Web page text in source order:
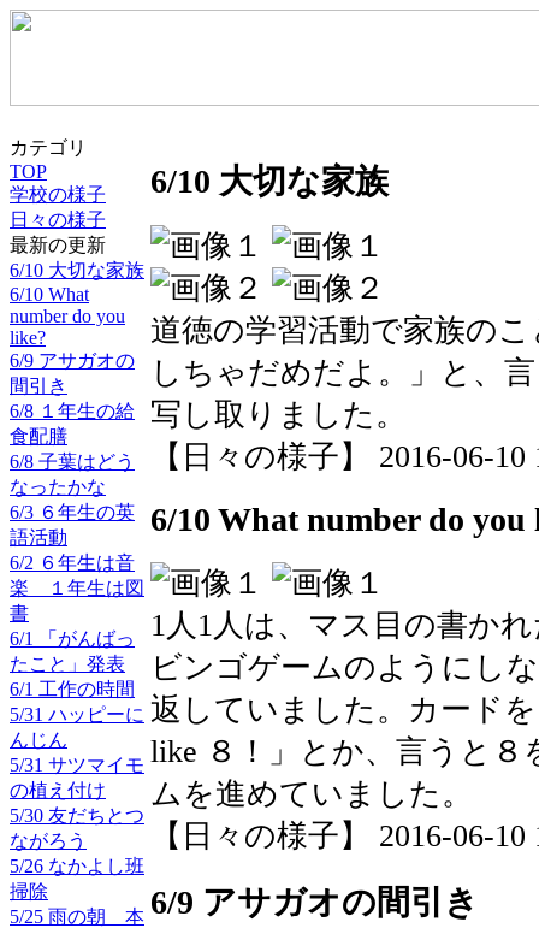
カテゴリ
TOP
学校の様子
日々の様子
最新の更新
6/10 大切な家族
6/10 What
number do you
like?
6/9 アサガオの
間引き
6/8 １年生の給
食配膳
6/8 子葉はどう
なったかな
6/3 ６年生の英
語活動
6/2 ６年生は音
楽 １年生は図
書
6/1 「がんばっ
たこと」発表
6/1 工作の時間
5/31 ハッピーに
んじん
5/31 サツマイモ
の植え付け
5/30 友だちとつ
ながろう
5/26 なかよし班
掃除
5/25 雨の朝 本
6/10 大切な家族
道徳の学習活動で家族の
しちゃだめだよ。」と、
写し取りました。
【日々の様子】 2016-06-10
6/10 What number do you
1人1人は、マス目の書か
ビンゴゲームのようにし
返していました。カード
like ８！」とか、言うと
ムを進めていました。
【日々の様子】 2016-06-10
6/9 アサガオの間引き